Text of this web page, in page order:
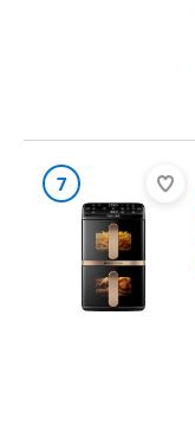
7
La note est de 8,5 sur